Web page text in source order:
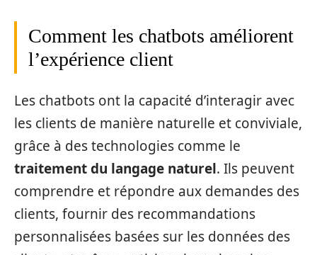
Comment les chatbots améliorent
l’expérience client
Les chatbots ont la capacité d’interagir avec
les clients de manière naturelle et conviviale,
grâce à des technologies comme le
traitement du langage naturel. Ils peuvent
comprendre et répondre aux demandes des
clients, fournir des recommandations
personnalisées basées sur les données des